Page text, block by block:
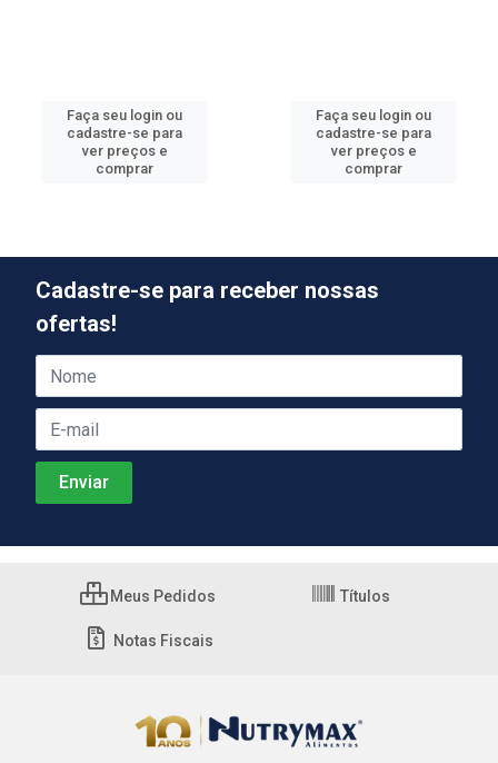
Faça seu login ou
cadastre-se para
ver preços e
comprar
Faça seu login ou
cadastre-se para
ver preços e
comprar
Cadastre-se para receber nossas
ofertas!
Meus Pedidos Títulos
Notas Fiscais